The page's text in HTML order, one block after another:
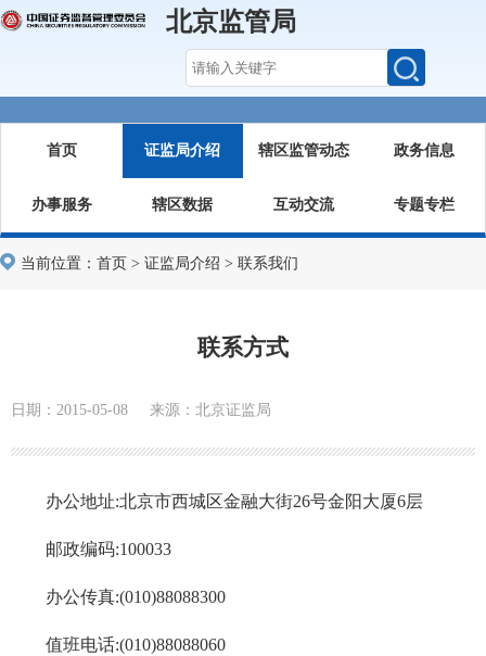
北京监管局
首页 证监局介绍 辖区监管动态 政务信息
办事服务 辖区数据 互动交流 专题专栏
当前位置： 首页 > 证监局介绍 > 联系我们
联系方式
日期：2015-05-08 来源：北京证监局
办公地址:北京市西城区金融大街26号金阳大厦6层
邮政编码:100033
办公传真:(010)88088300
值班电话:(010)88088060